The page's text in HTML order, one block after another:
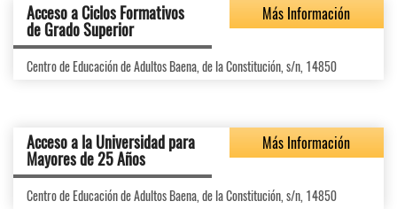
Acceso a Ciclos Formativos
de Grado Superior
Más Información
Centro de Educación de Adultos Baena, de la Constitución, s/n, 14850
Acceso a la Universidad para
Mayores de 25 Años
Más Información
Centro de Educación de Adultos Baena, de la Constitución, s/n, 14850